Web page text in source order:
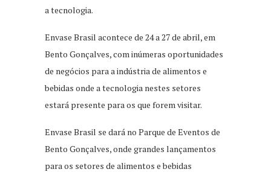
a tecnologia.
Envase Brasil acontece de 24 a 27 de abril, em
Bento Gonçalves, com inúmeras oportunidades
de negócios para a indústria de alimentos e
bebidas onde a tecnologia nestes setores
estará presente para os que forem visitar.
Envase Brasil se dará no Parque de Eventos de
Bento Gonçalves, onde grandes lançamentos
para os setores de alimentos e bebidas